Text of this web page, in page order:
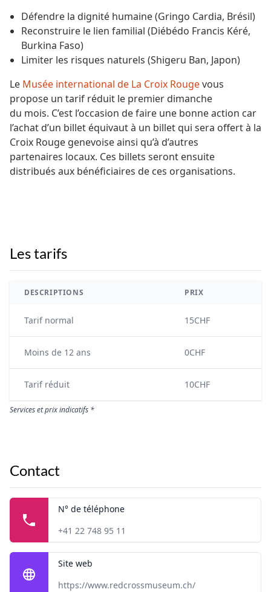
Défendre la dignité humaine (Gringo Cardia, Brésil)
Reconstruire le lien familial (Diébédo Francis Kéré,
Burkina Faso)
Limiter les risques naturels (Shigeru Ban, Japon)
Le Musée international de La Croix Rougevous
propose un tarif réduit le premier dimanche
du mois. C’est l’occasion de faire une bonne action car
l’achat d’un billet équivaut à un billet qui sera offert à la
Croix Rouge genevoise ainsi qu’à d’autres
partenaires locaux. Ces billets seront ensuite
distribués aux bénéficiaires de ces organisations.
Les tarifs
DESCRIPTIONS PRIX
Tarif normal 15CHF
Moins de 12 ans 0CHF
Tarif réduit 10CHF
Services et prix indicatifs *
Contact
N° de téléphone
+41 22 748 95 11
Site web
https://www.redcrossmuseum.ch/